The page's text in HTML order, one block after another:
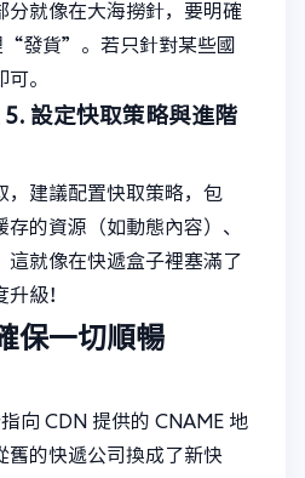
分就像在大海撈針，要明確
“發貨”。若只針對某些國
。
5. 設定快取策略與進階
，建議配置快取策略，包
的資源（如動態內容）、
這就像在快遞盒子裡塞滿了
級！
保一切順暢
向 CDN 提供的 CNAME 地
舊的快遞公司換成了新快